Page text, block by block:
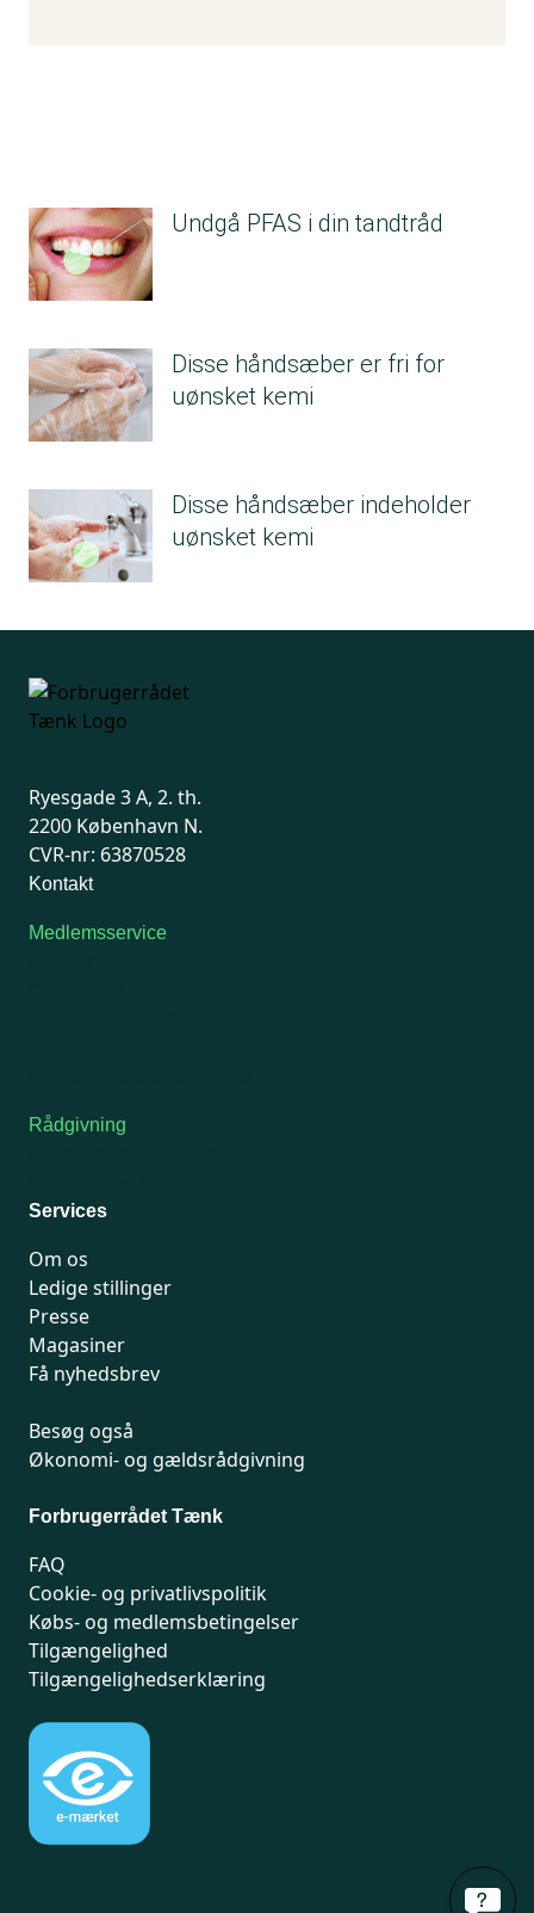
Undgå PFAS i din tandtråd
Disse håndsæber er fri for
uønsket kemi
Disse håndsæber indeholder
uønsket kemi
Ryesgade 3 A, 2. th.
2200 København N.
CVR-nr: 63870528
Kontakt
Medlemsservice
Rådgivning
Services
Om os
Ledige stillinger
Presse
Magasiner
Få nyhedsbrev
Besøg også
Økonomi- og gældsrådgivning
Forbrugerrådet Tænk
FAQ
Cookie- og privatlivspolitik
Købs- og medlemsbetingelser
Tilgængelighed
Tilgængelighedserklæring